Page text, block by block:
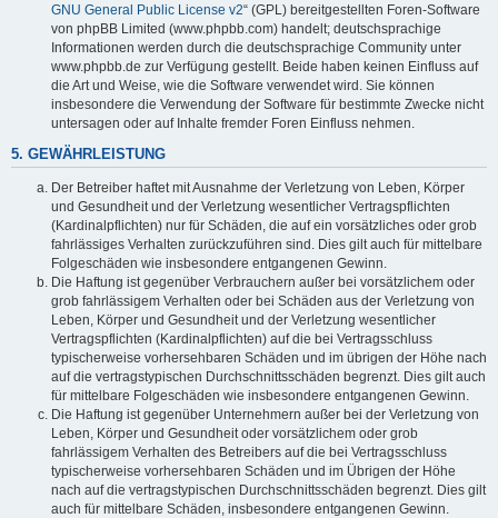
GNU General Public License v2“ (GPL) bereitgestellten Foren-Software
von phpBB Limited (www.phpbb.com) handelt; deutschsprachige
Informationen werden durch die deutschsprachige Community unter
www.phpbb.de zur Verfügung gestellt. Beide haben keinen Einfluss auf
die Art und Weise, wie die Software verwendet wird. Sie können
insbesondere die Verwendung der Software für bestimmte Zwecke nicht
untersagen oder auf Inhalte fremder Foren Einfluss nehmen.
5. GEWÄHRLEISTUNG
Der Betreiber haftet mit Ausnahme der Verletzung von Leben, Körper
und Gesundheit und der Verletzung wesentlicher Vertragspflichten
(Kardinalpflichten) nur für Schäden, die auf ein vorsätzliches oder grob
fahrlässiges Verhalten zurückzuführen sind. Dies gilt auch für mittelbare
Folgeschäden wie insbesondere entgangenen Gewinn.
Die Haftung ist gegenüber Verbrauchern außer bei vorsätzlichem oder
grob fahrlässigem Verhalten oder bei Schäden aus der Verletzung von
Leben, Körper und Gesundheit und der Verletzung wesentlicher
Vertragspflichten (Kardinalpflichten) auf die bei Vertragsschluss
typischerweise vorhersehbaren Schäden und im übrigen der Höhe nach
auf die vertragstypischen Durchschnittsschäden begrenzt. Dies gilt auch
für mittelbare Folgeschäden wie insbesondere entgangenen Gewinn.
Die Haftung ist gegenüber Unternehmern außer bei der Verletzung von
Leben, Körper und Gesundheit oder vorsätzlichem oder grob
fahrlässigem Verhalten des Betreibers auf die bei Vertragsschluss
typischerweise vorhersehbaren Schäden und im Übrigen der Höhe
nach auf die vertragstypischen Durchschnittsschäden begrenzt. Dies gilt
auch für mittelbare Schäden, insbesondere entgangenen Gewinn.